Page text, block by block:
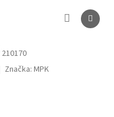
210170
Značka: MPK